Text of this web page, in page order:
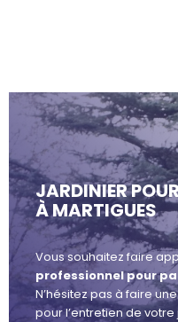
JARDINIER
À MARTIGUES
Vous souhaitez faire
professionnel pour
N’hésitez pas à faire
pour l’entretien de